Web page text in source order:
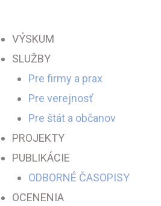
VÝSKUM
SLUŽBY
Pre firmy a prax
Pre verejnosť
Pre štát a občanov
PROJEKTY
PUBLIKÁCIE
ODBORNÉ ČASOPISY
OCENENIA